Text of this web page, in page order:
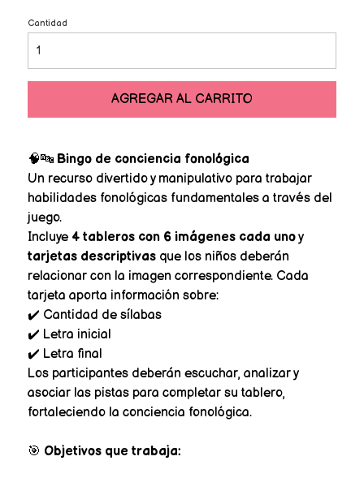
Cantidad
AGREGAR AL CARRITO
🧠🔤 Bingo de conciencia fonológica
Un recurso divertido y manipulativo para trabajar
habilidades fonológicas fundamentales a través del
juego.
Incluye 4 tableros con 6 imágenes cada unoy
tarjetas descriptivasque los niños deberán
relacionar con la imagen correspondiente. Cada
tarjeta aporta información sobre:
✔️ Cantidad de sílabas
✔️ Letra inicial
✔️ Letra final
Los participantes deberán escuchar, analizar y
asociar las pistas para completar su tablero,
fortaleciendo la conciencia fonológica.
🎯 Objetivos que trabaja: